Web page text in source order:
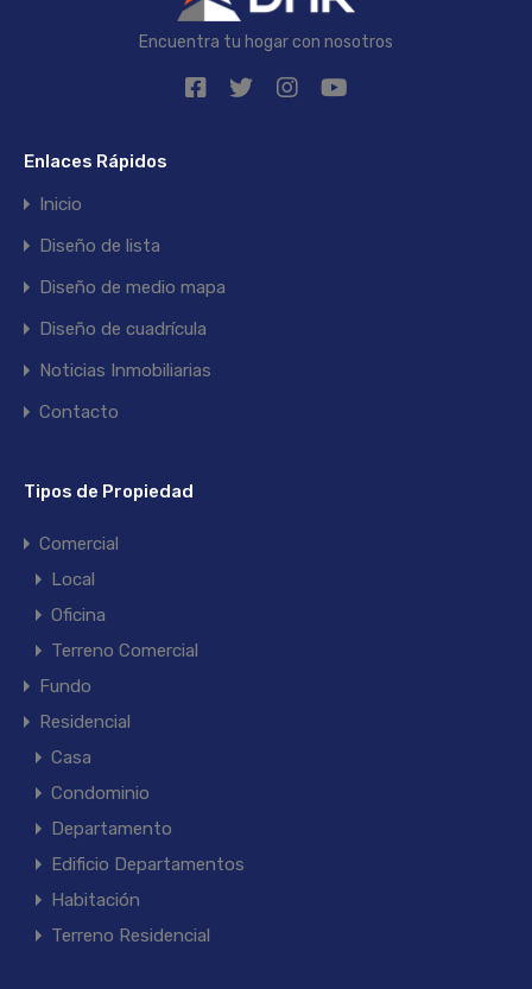
Encuentra tu hogar con nosotros
Enlaces Rápidos
Inicio
Diseño de lista
Diseño de medio mapa
Diseño de cuadrícula
Noticias Inmobiliarias
Contacto
Tipos de Propiedad
Comercial
Local
Oficina
Terreno Comercial
Fundo
Residencial
Casa
Condominio
Departamento
Edificio Departamentos
Habitación
Terreno Residencial